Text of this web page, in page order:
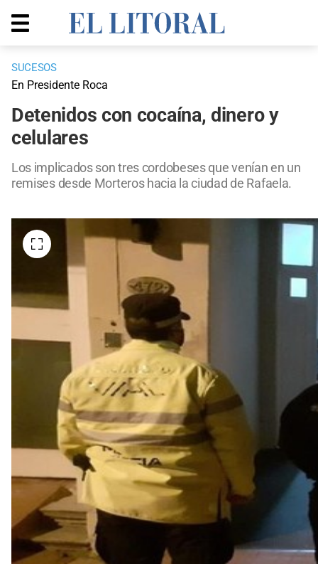
SUCESOS
En Presidente Roca
Detenidos con cocaína, dinero y
celulares
Los implicados son tres cordobeses que venían en un
remises desde Morteros hacia la ciudad de Rafaela.